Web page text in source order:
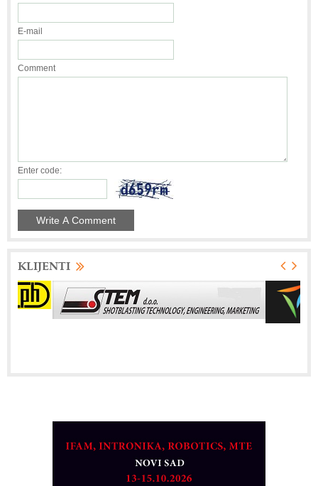
E-mail
Comment
Enter code:
KLIJENTI